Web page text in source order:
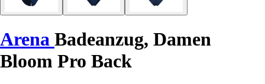
Arena Badeanzug, Damen
Bloom Pro Back